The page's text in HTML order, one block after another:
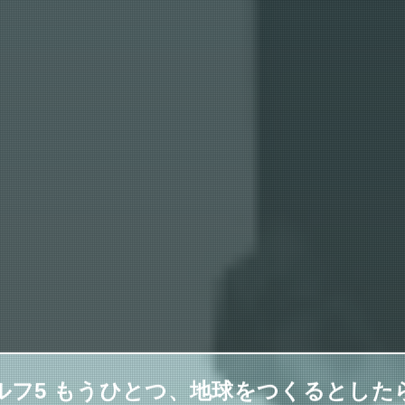
フ5 もうひとつ、地球をつくるとした